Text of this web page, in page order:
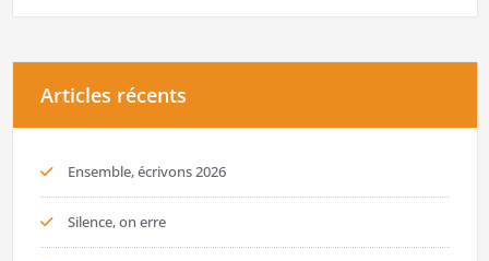
Articles récents
Ensemble, écrivons 2026
Silence, on erre